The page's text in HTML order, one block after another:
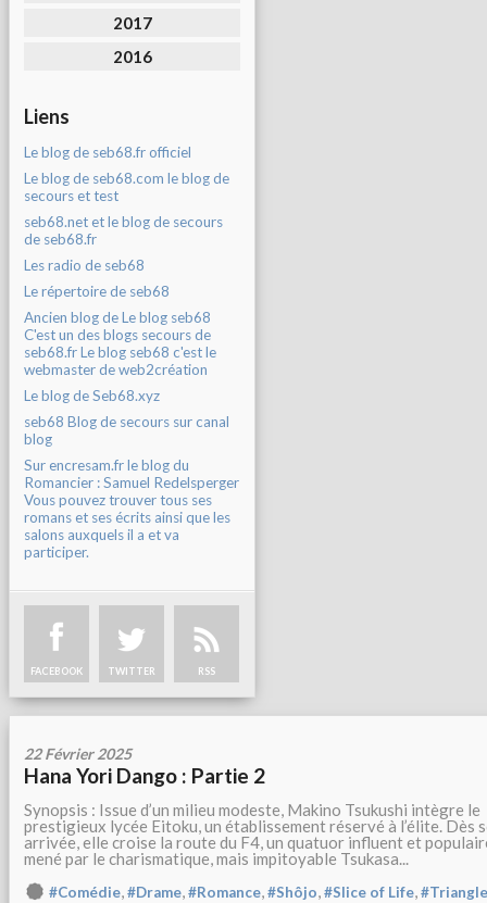
2017
2016
Liens
Le blog de seb68.fr officiel
Le blog de seb68.com le blog de
secours et test
seb68.net et le blog de secours
de seb68.fr
Les radio de seb68
Le répertoire de seb68
Ancien blog de Le blog seb68
C'est un des blogs secours de
seb68.fr Le blog seb68 c'est le
webmaster de web2création
Le blog de Seb68.xyz
seb68 Blog de secours sur canal
blog
Sur encresam.fr le blog du
Romancier : Samuel Redelsperger
Vous pouvez trouver tous ses
romans et ses écrits ainsi que les
salons auxquels il a et va
participer.
FACEBOOK TWITTER RSS
22 Février 2025
Hana Yori Dango : Partie 2
Synopsis : Issue d’un milieu modeste, Makino Tsukushi intègre le
prestigieux lycée Eitoku, un établissement réservé à l’élite. Dès
arrivée, elle croise la route du F4, un quatuor influent et
mené par le charismatique, mais impitoyable Tsukasa...
#Comédie,#Drame,#Romance,#Shôjo,#Slice of Life,#Triangle